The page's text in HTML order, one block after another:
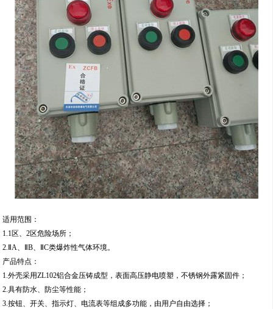
适用范围：
1.1区、2区危险场所；
2.ⅡA、ⅡB、ⅡC类爆炸性气体环境。
产品特点：
1.外壳采用ZL102铝合金压铸成型，表面高压静电喷塑，不锈钢外露紧固件；
2.具有防水、防尘等性能；
3.按钮、开关、指示灯、电流表等组成多功能，由用户自由选择；